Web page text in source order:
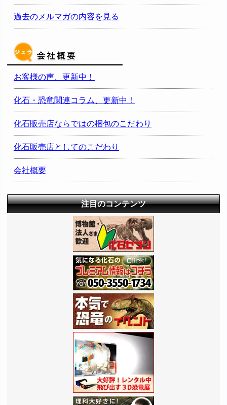
過去のメルマガの内容を見る
お客様の声、更新中！
化石・恐竜関連コラム、更新中！
化石販売店ならではの梱包のこだわり
化石販売店としてのこだわり
会社概要
注目のコンテンツ